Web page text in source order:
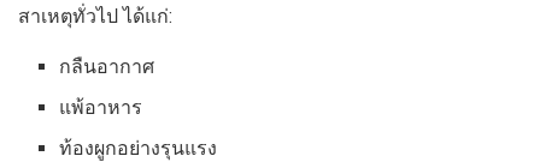
สาเหตุทั่วไป ได้แก่:
กลืนอากาศ
แพ้อาหาร
ท้องผูกอย่างรุนแรง